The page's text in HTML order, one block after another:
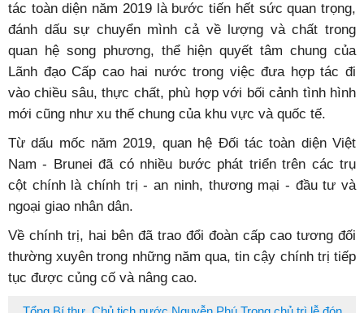
tác toàn diện năm 2019 là bước tiến hết sức quan trọng,
đánh dấu sự chuyển mình cả về lượng và chất trong
quan hệ song phương, thể hiện quyết tâm chung của
Lãnh đạo Cấp cao hai nước trong việc đưa hợp tác đi
vào chiều sâu, thực chất, phù hợp với bối cảnh tình hình
mới cũng như xu thế chung của khu vực và quốc tế.
Từ dấu mốc năm 2019, quan hệ Đối tác toàn diện Việt
Nam - Brunei đã có nhiều bước phát triển trên các trụ
cột chính là chính trị - an ninh, thương mại - đầu tư và
ngoại giao nhân dân.
Về chính trị, hai bên đã trao đổi đoàn cấp cao tương đối
thường xuyên trong những năm qua, tin cậy chính trị tiếp
tục được củng cố và nâng cao.